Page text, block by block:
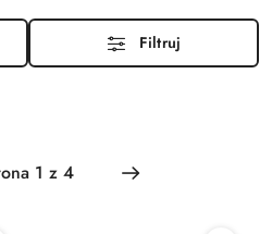
Filtruj